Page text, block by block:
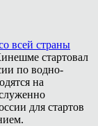
всей страны
стартовал
по водно-
на
для стартов